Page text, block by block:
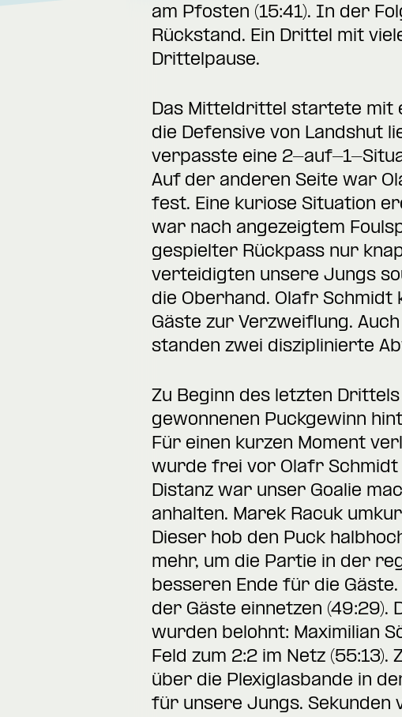
am Pfosten (15:41). In der
Rückstand. Ein Drittel mit
Drittelpause.
Das Mitteldrittel startete mit
die Defensive von Landshut
verpasste eine 2-auf-1-
Auf der anderen Seite war
fest. Eine kuriose Situation
war nach angezeigtem
gespielter Rückpass nur
verteidigten unsere Jungs
die Oberhand. Olafr
Gäste zur Verzweiflung.
standen zwei disziplinierte
Zu Beginn des letzten
gewonnenen Puckgewinn
Für einen kurzen Moment
wurde frei vor Olafr Schmidt
Distanz war unser Goalie
anhalten. Marek Racuk
Dieser hob den Puck
mehr, um die Partie in der
besseren Ende für die
der Gäste einnetzen (49:29).
wurden belohnt: Maximilian
Feld zum 2:2 im Netz
über die Plexiglasbande in
für unsere Jungs. Sekunden